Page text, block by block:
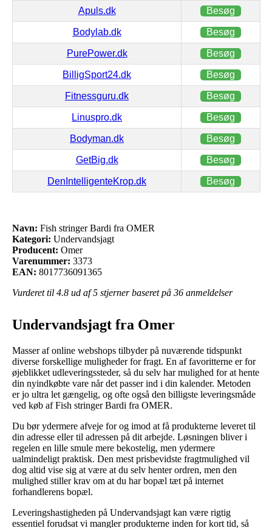
Apuls.dk Besøg
Bodylab.dk Besøg
PurePower.dk Besøg
BilligSport24.dk Besøg
Fitnessguru.dk Besøg
Linuspro.dk Besøg
Bodyman.dk Besøg
GetBig.dk Besøg
DenIntelligenteKrop.dk Besøg
Navn: Fish stringer Bardi fra OMER
Kategori: Undervandsjagt
Producent: Omer
Varenummer: 3373
EAN: 8017736091365
Vurderet til 4.8 ud af 5 stjerner baseret på 36 anmeldelser
Undervandsjagt fra Omer
Masser af online webshops tilbyder på nuværende tidspunkt
diverse forskellige muligheder for fragt. En af favoritterne er for
øjeblikket udleveringssteder, så du selv har mulighed for at hente
din nyindkøbte vare når det passer ind i din kalender. Metoden
er jo ultra let gængelig, og ofte også den billigste leveringsmåde
ved køb af Fish stringer Bardi fra OMER.
Du bør ydermere afveje for og imod at få produkterne leveret til
din adresse eller til adressen på dit arbejde. Løsningen bliver i
regelen en lille smule mere bekostelig, men ydermere
ualmindeligt praktisk. Den mest prisbevidste fragtmulighed vil
dog altid vise sig at være at du selv henter ordren, men den
mulighed stiller krav om at du har bopæl tæt på internet
forhandlerens bopæl.
Leveringshastigheden på Undervandsjagt kan være rigtig
essentiel forudsat vi mangler produkterne inden for kort tid, så